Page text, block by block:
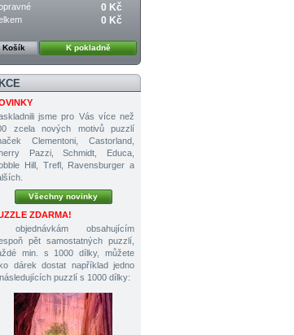
0 Kč
0 Kč
Košík K pokladně
jsme pro Vás více než
zcela nových motivů puzzlí
Clementoni, Castorland,
Pazzi, Schmidt, Educa,
Hill, Trefl, Ravensburger a
Všechny novinky
ZDARMA!
objednávkám obsahujícím
pět samostatných puzzlí,
min. s 1000 dílky, můžete
dárek dostat například jedno
puzzlí s 1000 dílky: